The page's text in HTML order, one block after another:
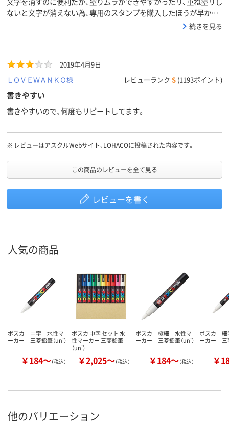
ないと文字が消えない為、専用のスタンプを購入したほうが早かっ
続きを見る
2019年4月9日
ＬＯＶＥＷＡＮＫＯ様
レビューランク S (1193ポイント)
書きやすい
書きやすいので、何度もリピートしてます。
※ レビューはアスクルWebサイト、LOHACOに投稿された内容です。
この商品のレビューを全て見る
レビューを書く
人気の商品
ポスカ 中字 水性マ
ーカー 三菱鉛筆（uni）
￥184～（税込）
ポスカ 中字 セット 水
性マーカー 三菱鉛筆
（uni）
￥2,025～（税込）
ポスカ 極細 水性マ
ーカー 三菱鉛筆（uni）
￥184～（税込）
ポスカ
ーカー 三
￥
他のバリエーション